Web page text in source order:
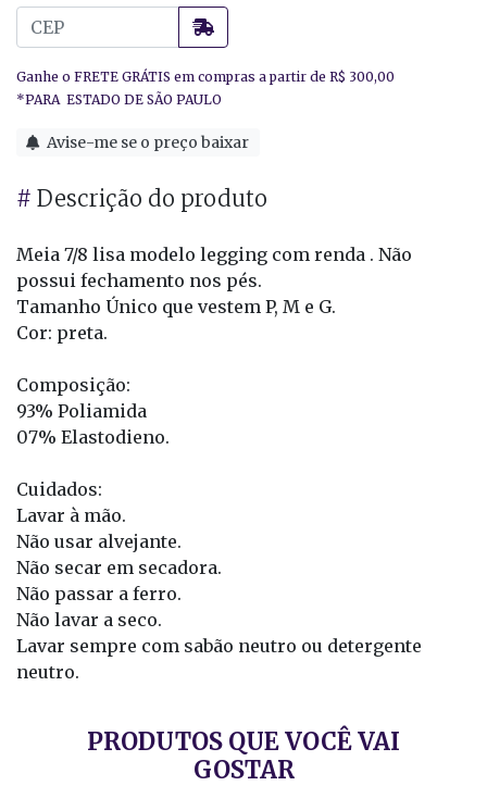
Avise-me se o preço baixar
# Descrição do produto
Meia 7/8 lisa modelo legging com renda . Não
possui fechamento nos pés.
Tamanho Único que vestem P, M e G.
Cor: preta.
Composição:
93% Poliamida
07% Elastodieno.
Cuidados:
Lavar à mão.
Não usar alvejante.
Não secar em secadora.
Não passar a ferro.
Não lavar a seco.
Lavar sempre com sabão neutro ou detergente
neutro.
PRODUTOS QUE VOCÊ VAI
GOSTAR